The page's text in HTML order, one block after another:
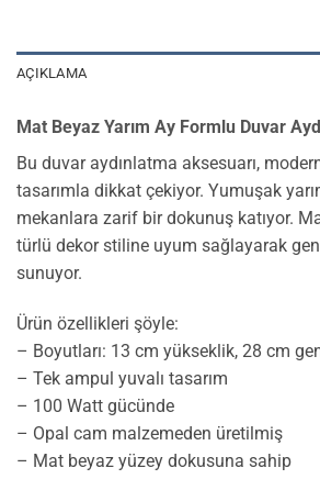
AÇIKLAMA
Mat Beyaz Yarım Ay Formlu Duvar
Bu duvar aydınlatma aksesuarı,
tasarımla dikkat çekiyor. Yumuşak
mekanlara zarif bir dokunuş katıyor.
türlü dekor stiline uyum sağlayarak
sunuyor.
Ürün özellikleri şöyle:
– Boyutları: 13 cm yükseklik, 28 cm
– Tek ampul yuvalı tasarım
– 100 Watt gücünde
– Opal cam malzemeden üretilmiş
– Mat beyaz yüzey dokusuna sahip